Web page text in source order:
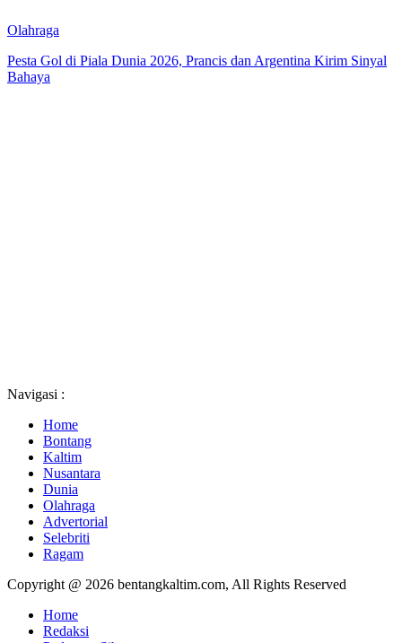
Olahraga
Pesta Gol di Piala Dunia 2026, Prancis dan Argentina Kirim Sinyal
Bahaya
Navigasi :
Home
Bontang
Kaltim
Nusantara
Dunia
Olahraga
Advertorial
Selebriti
Ragam
Copyright @ 2026 bentangkaltim.com, All Rights Reserved
Home
Redaksi